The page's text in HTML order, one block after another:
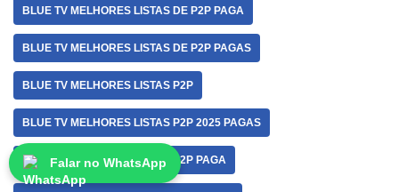
BLUE TV MELHORES LISTAS DE P2P PAGA
BLUE TV MELHORES LISTAS DE P2P PAGAS
BLUE TV MELHORES LISTAS P2P
BLUE TV MELHORES LISTAS P2P 2025 PAGAS
BLUE TV MELHORES LISTAS P2P PAGA
Falar no WhatsApp